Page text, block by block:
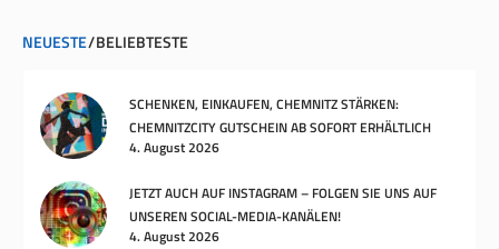
NEUESTE BELIEBTESTE
SCHENKEN, EINKAUFEN, CHEMNITZ STÄRKEN:
CHEMNITZCITY GUTSCHEIN AB SOFORT ERHÄLTLICH
4. August 2026
JETZT AUCH AUF INSTAGRAM – FOLGEN SIE UNS AUF
UNSEREN SOCIAL-MEDIA-KANÄLEN!
4. August 2026